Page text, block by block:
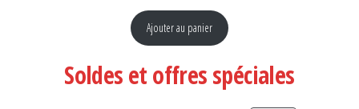
Ajouter au panier
Soldes et offres spéciales